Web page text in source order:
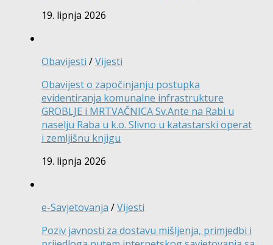
19. lipnja 2026
Obavijesti /Vijesti
Obavijest o započinjanju postupka
evidentiranja komunalne infrastrukture
GROBLJE i MRTVAČNICA Sv.Ante na Rabi u
naselju Raba u k.o. Slivno u katastarski operat
i zemljišnu knjigu
19. lipnja 2026
e-Savjetovanja /Vijesti
Poziv javnosti za dostavu mišljenja, primjedbi i